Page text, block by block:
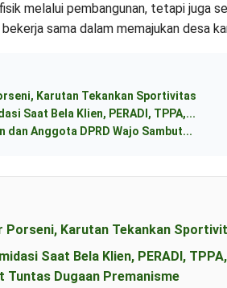
melalui pembangunan, tetapi juga
sama dalam memajukan desa
Karutan Tekankan Sportivitas
Saat Bela Klien, PERADI, TPPA,...
dan Anggota DPRD Wajo Sambut...
Porseni, Karutan Tekankan
Saat Bela Klien, PERADI,
Tuntas Dugaan Premanisme